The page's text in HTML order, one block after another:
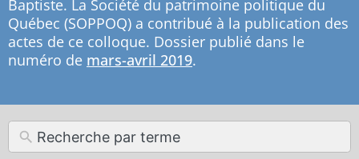
Baptiste. La Société du patrimoine politique du
Québec (SOPPOQ) a contribué à la publication des
actes de ce colloque. Dossier publié dans le
numéro de mars-avril 2019.